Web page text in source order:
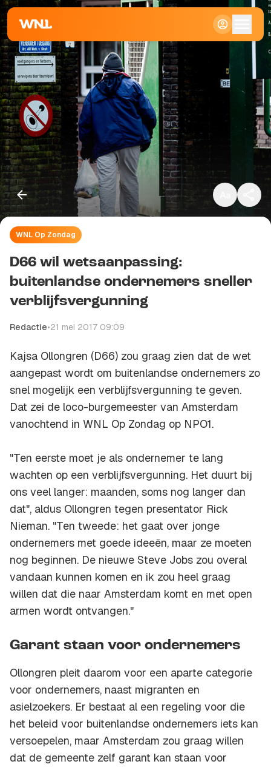
Klein
Groot
WNL Op Zondag
D66 wil wetsaanpassing:
buitenlandse ondernemers sneller
verblijfsvergunning
Redactie•21 mei 2017 09:09
Kajsa Ollongren (D66) zou graag zien dat de wet
aangepast wordt om buitenlandse ondernemers zo
snel mogelijk een verblijfsvergunning te geven.
Dat zei de loco-burgemeester van Amsterdam
vanochtend in WNL Op Zondag op NPO1.
"Ten eerste moet je als ondernemer te lang
wachten op een verblijfsvergunning. Het duurt bij
ons veel langer: maanden, soms nog langer dan
dat", aldus Ollongren tegen presentator Rick
Nieman. "Ten tweede: het gaat over jonge
ondernemers met goede ideeën, maar ze moeten
nog beginnen. De nieuwe Steve Jobs zou overal
vandaan kunnen komen en ik zou heel graag
willen dat die naar Amsterdam komt en met open
armen wordt ontvangen."
Garant staan voor ondernemers
Ollongren pleit daarom voor een aparte categorie
voor ondernemers, naast migranten en
asielzoekers. Er bestaat al een regeling voor die
het beleid voor buitenlandse ondernemers iets kan
versoepelen, maar Amsterdam zou graag willen
dat de gemeente zelf garant kan staan voor